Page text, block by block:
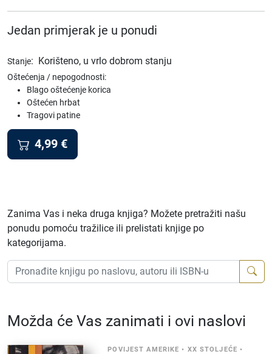
Jedan primjerak je u ponudi
Stanje: Korišteno, u vrlo dobrom stanju
Oštećenja / nepogodnosti:
Blago oštećenje korica
Oštećen hrbat
Tragovi patine
4,99 €
Zanima Vas i neka druga knjiga? Možete pretražiti našu
ponudu pomoću tražilice ili prelistati knjige po
kategorijama.
Možda će Vas zanimati i ovi naslovi
POVIJEST AMERIKE • XX STOLJEĆE •